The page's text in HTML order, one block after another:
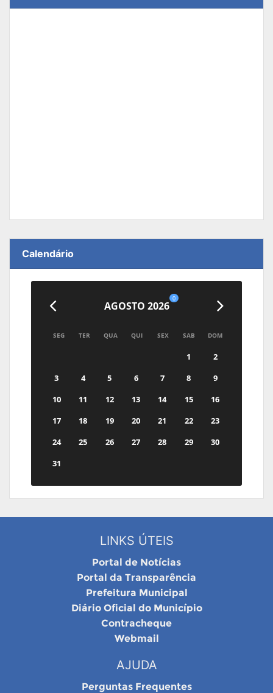
Calendário
AGOSTO 2026
0
SEG TER QUA QUI SEX SAB DOM
1
2
3
4 5 6 7 8
9
10
11 12 13 14 15
16
17
18 19 20 21 22
23
24
25 26 27 28 29
30
31
LINKS ÚTEIS
Portal de Notícias
Portal da Transparência
Prefeitura Municipal
Diário Oficial do Município
Contracheque
Webmail
AJUDA
Perguntas Frequentes